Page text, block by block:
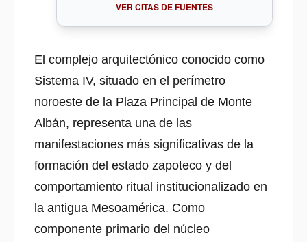
VER CITAS DE FUENTES
El complejo arquitectónico conocido como
Sistema IV, situado en el perímetro
noroeste de la Plaza Principal de Monte
Albán, representa una de las
manifestaciones más significativas de la
formación del estado zapoteco y del
comportamiento ritual institucionalizado en
la antigua Mesoamérica. Como
componente primario del núcleo